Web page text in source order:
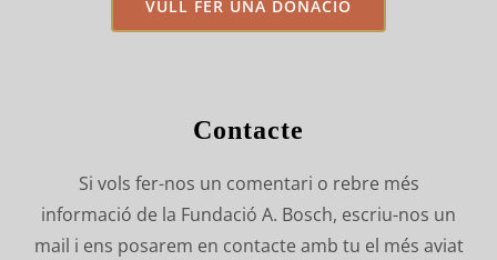
VULL FER UNA DONACIÓ
Contacte
Si vols fer-nos un comentari o rebre més
informació de la Fundació A. Bosch, escriu-nos un
mail i ens posarem en contacte amb tu el més aviat